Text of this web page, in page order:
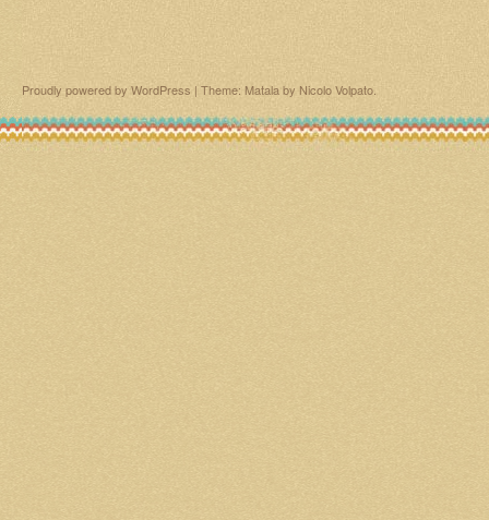
Proudly powered by WordPress | Theme: Matala by Nicolo Volpato